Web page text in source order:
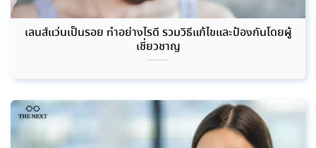
เลนส์แว่นเป็นรอย ทำอย่างไรดี รวมวิธีแก้ไขและป้องกันโดยผู้
เชี่ยวชาญ